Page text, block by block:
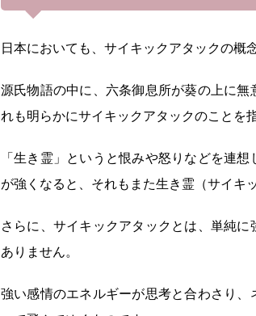
日本においても、サイキックアタックの概
源氏物語の中に、六条御息所が葵の上に
れも明らかにサイキックアタックのことを
「生き霊」というと恨みや怒りなどを連
が強くなると、それもまた生き霊（サイキ
さらに、サイキックアタックとは、単純
ありません。
強い感情のエネルギーが思考と合わさり